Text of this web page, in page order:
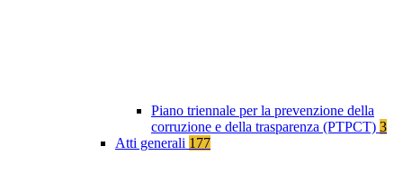
Piano triennale per la prevenzione della
corruzione e della trasparenza (PTPCT) 3
Atti generali 177